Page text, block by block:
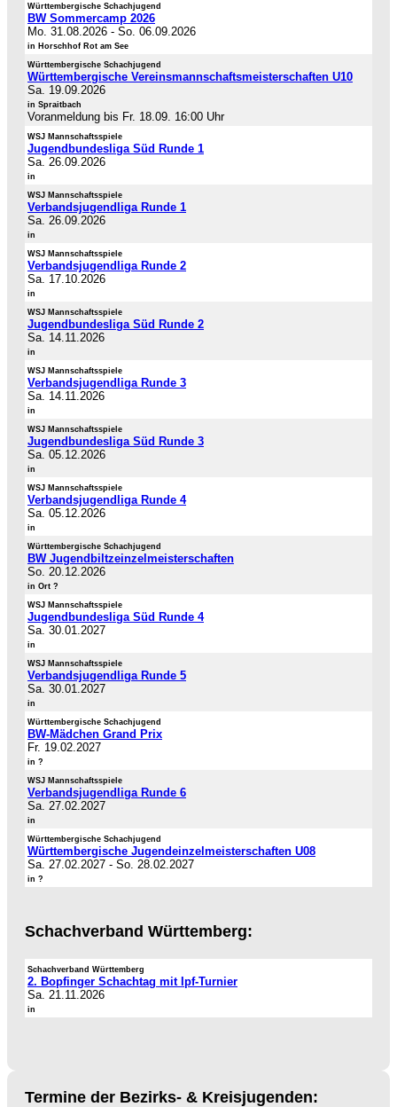
Württembergische Schachjugend
BW Sommercamp 2026
Mo. 31.08.2026 - So. 06.09.2026
in Horschhof Rot am See
Württembergische Schachjugend
Württembergische Vereinsmannschaftsmeisterschaften U10
Sa. 19.09.2026
in Spraitbach
Voranmeldung bis Fr. 18.09. 16:00 Uhr
WSJ Mannschaftsspiele
Jugendbundesliga Süd Runde 1
Sa. 26.09.2026
in
WSJ Mannschaftsspiele
Verbandsjugendliga Runde 1
Sa. 26.09.2026
in
WSJ Mannschaftsspiele
Verbandsjugendliga Runde 2
Sa. 17.10.2026
in
WSJ Mannschaftsspiele
Jugendbundesliga Süd Runde 2
Sa. 14.11.2026
in
WSJ Mannschaftsspiele
Verbandsjugendliga Runde 3
Sa. 14.11.2026
in
WSJ Mannschaftsspiele
Jugendbundesliga Süd Runde 3
Sa. 05.12.2026
in
WSJ Mannschaftsspiele
Verbandsjugendliga Runde 4
Sa. 05.12.2026
in
Württembergische Schachjugend
BW Jugendbiltzeinzelmeisterschaften
So. 20.12.2026
in Ort ?
WSJ Mannschaftsspiele
Jugendbundesliga Süd Runde 4
Sa. 30.01.2027
in
WSJ Mannschaftsspiele
Verbandsjugendliga Runde 5
Sa. 30.01.2027
in
Württembergische Schachjugend
BW-Mädchen Grand Prix
Fr. 19.02.2027
in ?
WSJ Mannschaftsspiele
Verbandsjugendliga Runde 6
Sa. 27.02.2027
in
Württembergische Schachjugend
Württembergische Jugendeinzelmeisterschaften U08
Sa. 27.02.2027 - So. 28.02.2027
in ?
Schachverband Württemberg:
Schachverband Württemberg
2. Bopfinger Schachtag mit Ipf-Turnier
Sa. 21.11.2026
in
Termine der Bezirks- & Kreisjugenden: